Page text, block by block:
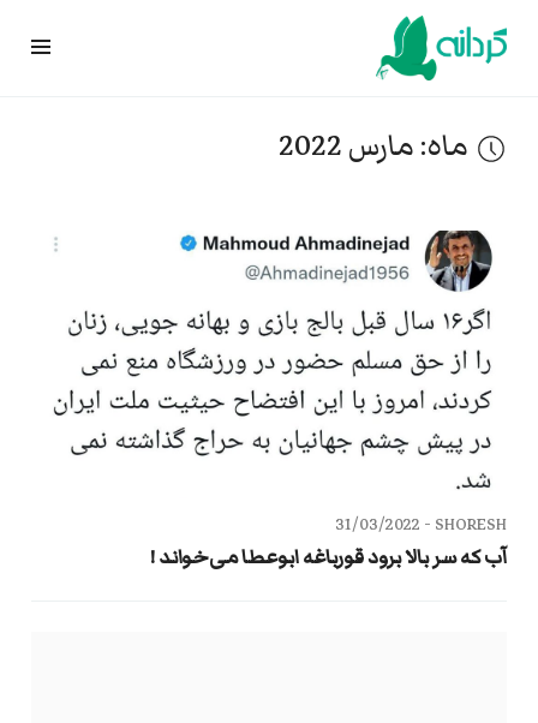
Skip
ماه:مارس 2022
SHORESH -
31/03/2022
آب که سر بالا برود قورباغه ابوعطا می‌خواند !